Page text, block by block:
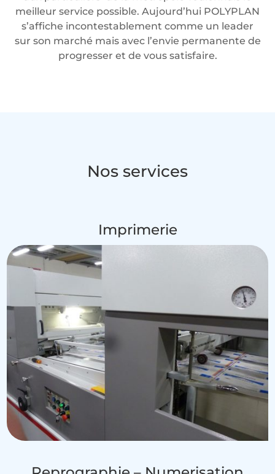
meilleur service possible. Aujourd’hui POLYPLAN
s’affiche incontestablement comme un leader
sur son marché mais avec l’envie permanente de
progresser et de vous satisfaire.
Nos services
Imprimerie